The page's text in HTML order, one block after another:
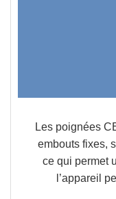
Les poignées
embouts fixes,
ce qui permet
l’appareil